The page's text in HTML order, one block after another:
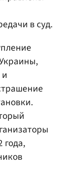
в суд.
года,